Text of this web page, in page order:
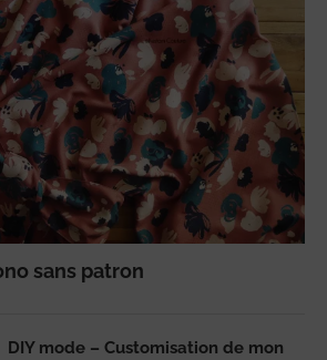
sans patron
DIY mode – Customisation de mon